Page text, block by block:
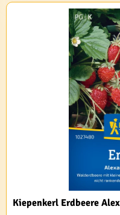
Kiepenkerl Erdbeere